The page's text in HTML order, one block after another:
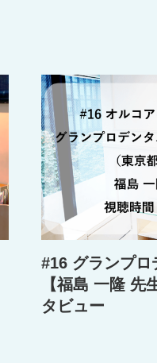
#16 グランプ
【福島 一隆
タビュー